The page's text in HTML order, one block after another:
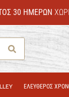
30 ΗΜΕΡΏΝ
ΕΛΕΥΘΕΡΟΣ